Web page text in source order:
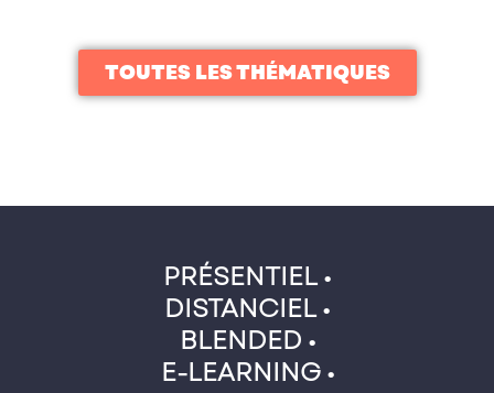
TOUTES LES THÉMATIQUES
PRÉSENTIEL •
DISTANCIEL •
BLENDED •
E-LEARNING •